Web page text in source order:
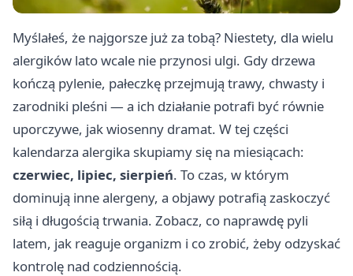
Myślałeś, że najgorsze już za tobą? Niestety, dla wielu
alergików lato wcale nie przynosi ulgi. Gdy drzewa
kończą pylenie, pałeczkę przejmują trawy, chwasty i
zarodniki pleśni — a ich działanie potrafi być równie
uporczywe, jak wiosenny dramat. W tej części
kalendarza alergika skupiamy się na miesiącach:
czerwiec, lipiec, sierpień. To czas, w którym
dominują inne alergeny, a objawy potrafią zaskoczyć
siłą i długością trwania. Zobacz, co naprawdę pyli
latem, jak reaguje organizm i co zrobić, żeby odzyskać
kontrolę nad codziennością.